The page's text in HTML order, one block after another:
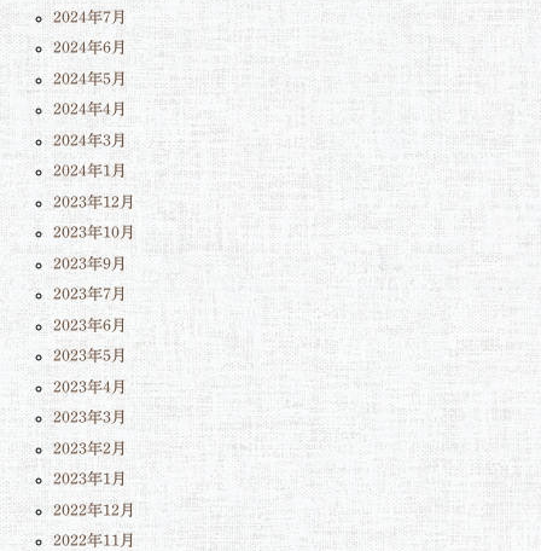
2024年7月
2024年6月
2024年5月
2024年4月
2024年3月
2024年1月
2023年12月
2023年10月
2023年9月
2023年7月
2023年6月
2023年5月
2023年4月
2023年3月
2023年2月
2023年1月
2022年12月
2022年11月